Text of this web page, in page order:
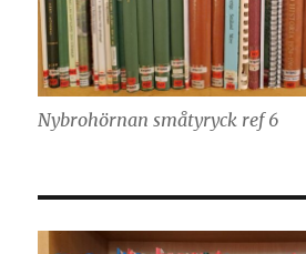
Nybrohörnan småtyryck ref 6